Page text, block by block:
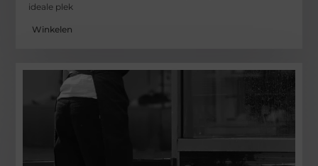
ideale plek
Winkelen